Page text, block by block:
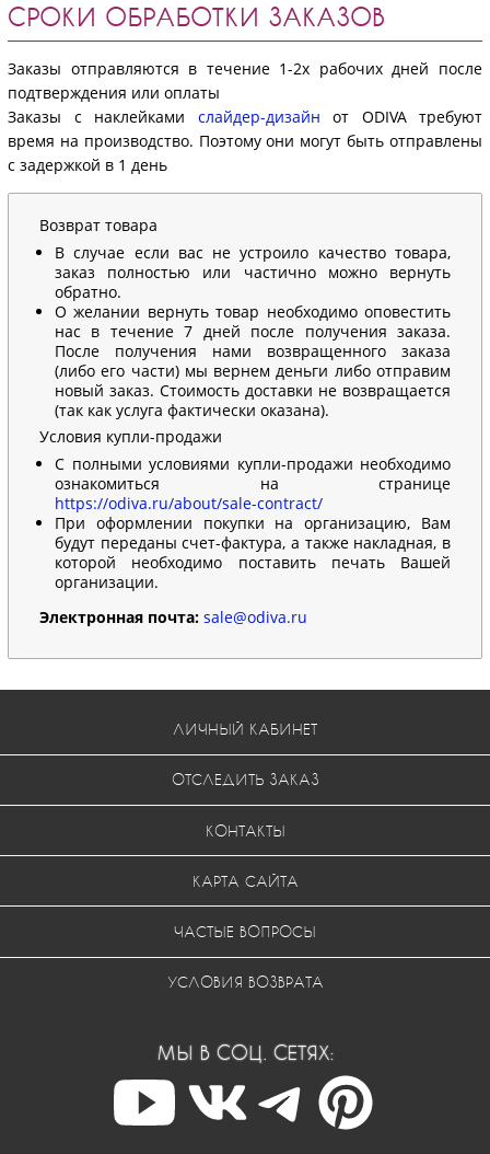
СРОКИ ОБРАБОТКИ ЗАКАЗОВ
Заказы отправляются в течение 1-2х рабочих дней после
подтверждения или оплаты
Заказы с наклейками слайдер-дизайн от ODIVA требуют
время на производство. Поэтому они могут быть отправлены
с задержкой в 1 день
Возврат товара
В случае если вас не устроило качество товара,
заказ полностью или частично можно вернуть
обратно.
О желании вернуть товар необходимо оповестить
нас в течение 7 дней после получения заказа.
После получения нами возвращенного заказа
(либо его части) мы вернем деньги либо отправим
новый заказ. Стоимость доставки не возвращается
(так как услуга фактически оказана).
Условия купли-продажи
С полными условиями купли-продажи необходимо
ознакомиться на странице
https://odiva.ru/about/sale-contract/
При оформлении покупки на организацию, Вам
будут переданы счет-фактура, а также накладная, в
которой необходимо поставить печать Вашей
организации.
Электронная почта: sale@odiva.ru
ЛИЧНЫЙ КАБИНЕТ
ОТСЛЕДИТЬ ЗАКАЗ
КОНТАКТЫ
КАРТА САЙТА
ЧАСТЫЕ ВОПРОСЫ
УСЛОВИЯ ВОЗВРАТА
МЫ В СОЦ. СЕТЯХ: